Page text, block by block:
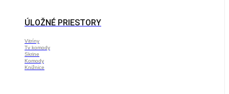
ÚLOŽNÉ PRIESTORY
Vitríny
Tv komody
Skrine
Komody
Knižnice